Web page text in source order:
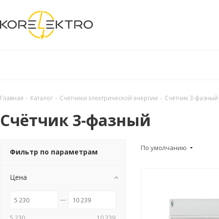
Главная - Каталог - Счётчики электрической энергии - Счётчик 3-фазный
Счётчик 3-фазный
По умолчанию
Фильтр по параметрам
Цена